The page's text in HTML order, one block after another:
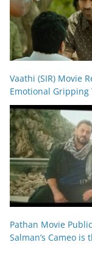
Vaathi (SIR) Movie
Emotional Gripping
Pathan Movie
Salman’s Cameo is